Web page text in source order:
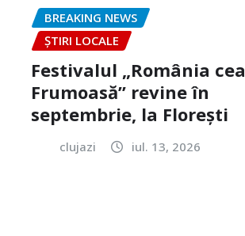
BREAKING NEWS
ȘTIRI LOCALE
Festivalul „România cea
Frumoasă” revine în
septembrie, la Florești
clujazi iul. 13, 2026